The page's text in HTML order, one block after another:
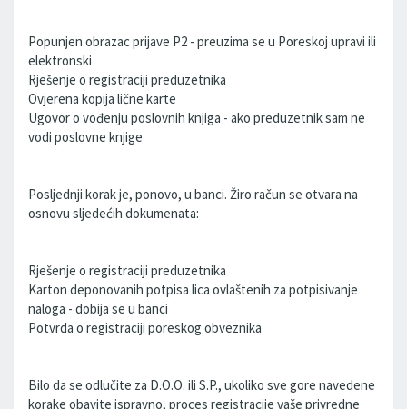
Popunjen obrazac prijave P2 - preuzima se u Poreskoj upravi ili
elektronski
Rješenje o registraciji preduzetnika
Ovjerena kopija lične karte
Ugovor o vođenju poslovnih knjiga - ako preduzetnik sam ne
vodi poslovne knjige
Posljednji korak je, ponovo, u banci. Žiro račun se otvara na
osnovu sljedećih dokumenata:
Rješenje o registraciji preduzetnika
Karton deponovanih potpisa lica ovlaštenih za potpisivanje
naloga - dobija se u banci
Potvrda o registraciji poreskog obveznika
Bilo da se odlučite za D.O.O. ili S.P., ukoliko sve gore navedene
korake obavite ispravno, proces registracije vaše privredne